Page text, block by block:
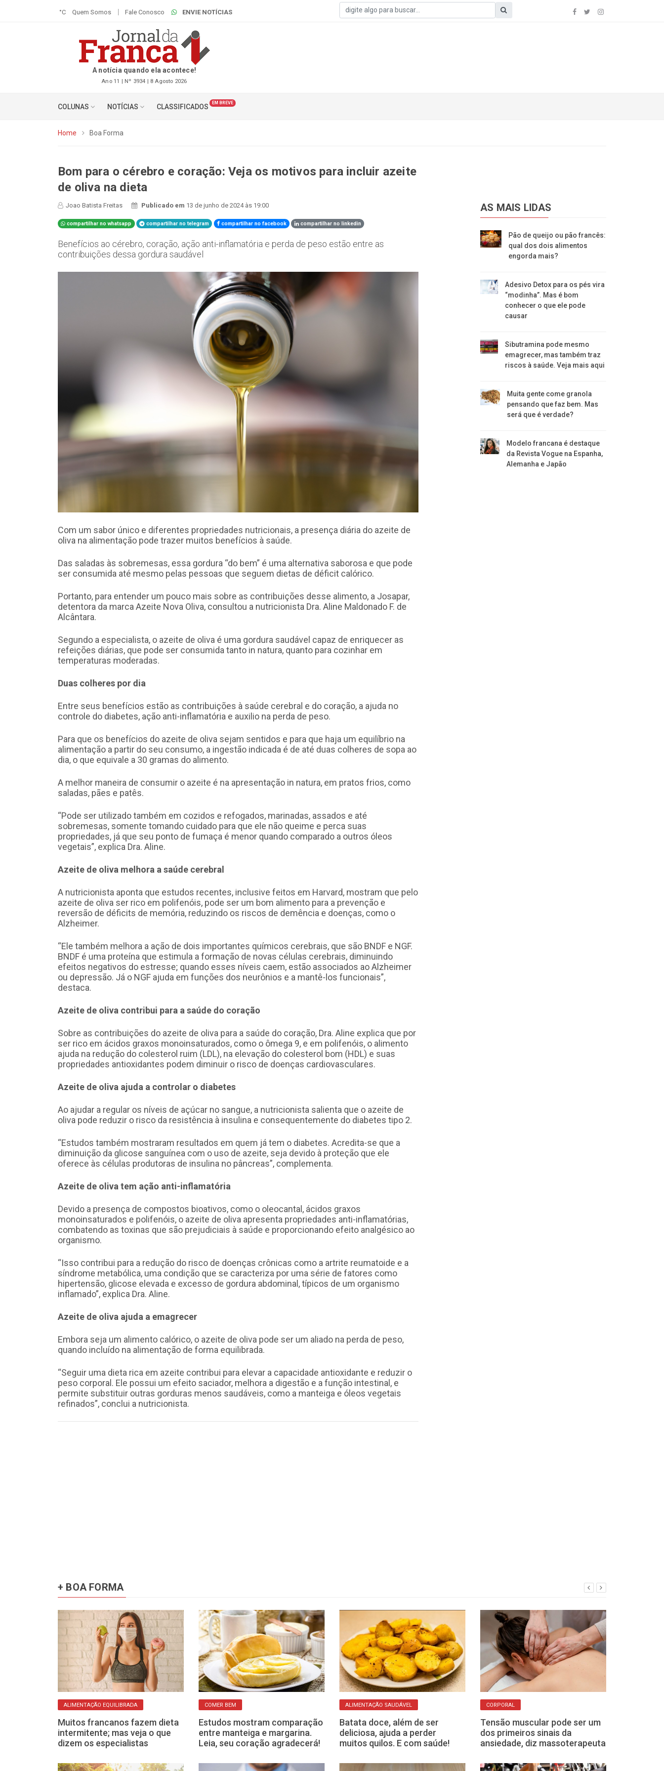
°C Quem Somos Fale Conosco ENVIE NOTÍCIAS
A notícia quando ela acontece!
Ano 11 | Nº 3934 | 8 Agosto 2026
COLUNAS NOTÍCIAS CLASSIFICADOS EM BREVE
Home Boa Forma
Bom para o cérebro e coração: Veja os motivos para incluir azeite
de oliva na dieta
Joao Batista Freitas Publicado em 13 de junho de 2024 às 19:00
compartilhar no whatsapp compartilhar no telegram compartilhar no facebook compartilhar no linkedin
Benefícios ao cérebro, coração, ação anti-inflamatória e perda de peso estão entre as
contribuições dessa gordura saudável
Com um sabor único e diferentes propriedades nutricionais, a presença diária do azeite de
oliva na alimentação pode trazer muitos benefícios à saúde.
Das saladas às sobremesas, essa gordura “do bem” é uma alternativa saborosa e que pode
ser consumida até mesmo pelas pessoas que seguem dietas de déficit calórico.
Portanto, para entender um pouco mais sobre as contribuições desse alimento, a Josapar,
detentora da marca Azeite Nova Oliva, consultou a nutricionista Dra. Aline Maldonado F. de
Alcântara.
Segundo a especialista, o azeite de oliva é uma gordura saudável capaz de enriquecer as
refeições diárias, que pode ser consumida tanto in natura, quanto para cozinhar em
temperaturas moderadas.
Duas colheres por dia
Entre seus benefícios estão as contribuições à saúde cerebral e do coração, a ajuda no
controle do diabetes, ação anti-inflamatória e auxilio na perda de peso.
Para que os benefícios do azeite de oliva sejam sentidos e para que haja um equilíbrio na
alimentação a partir do seu consumo, a ingestão indicada é de até duas colheres de sopa ao
dia, o que equivale a 30 gramas do alimento.
A melhor maneira de consumir o azeite é na apresentação in natura, em pratos frios, como
saladas, pães e patês.
“Pode ser utilizado também em cozidos e refogados, marinadas, assados e até
sobremesas, somente tomando cuidado para que ele não queime e perca suas
propriedades, já que seu ponto de fumaça é menor quando comparado a outros óleos
vegetais”, explica Dra. Aline.
Azeite de oliva melhora a saúde cerebral
A nutricionista aponta que estudos recentes, inclusive feitos em Harvard, mostram que pelo
azeite de oliva ser rico em polifenóis, pode ser um bom alimento para a prevenção e
reversão de déficits de memória, reduzindo os riscos de demência e doenças, como o
Alzheimer.
“Ele também melhora a ação de dois importantes químicos cerebrais, que são BNDF e NGF.
BNDF é uma proteína que estimula a formação de novas células cerebrais, diminuindo
efeitos negativos do estresse; quando esses níveis caem, estão associados ao Alzheimer
ou depressão. Já o NGF ajuda em funções dos neurônios e a mantê-los funcionais”,
destaca.
Azeite de oliva contribui para a saúde do coração
Sobre as contribuições do azeite de oliva para a saúde do coração, Dra. Aline explica que por
ser rico em ácidos graxos monoinsaturados, como o ômega 9, e em polifenóis, o alimento
ajuda na redução do colesterol ruim (LDL), na elevação do colesterol bom (HDL) e suas
propriedades antioxidantes podem diminuir o risco de doenças cardiovasculares.
Azeite de oliva ajuda a controlar o diabetes
Ao ajudar a regular os níveis de açúcar no sangue, a nutricionista salienta que o azeite de
oliva pode reduzir o risco da resistência à insulina e consequentemente do diabetes tipo 2.
“Estudos também mostraram resultados em quem já tem o diabetes. Acredita-se que a
diminuição da glicose sanguínea com o uso de azeite, seja devido à proteção que ele
oferece às células produtoras de insulina no pâncreas”, complementa.
Azeite de oliva tem ação anti-inflamatória
Devido a presença de compostos bioativos, como o oleocantal, ácidos graxos
monoinsaturados e polifenóis, o azeite de oliva apresenta propriedades anti-inflamatórias,
combatendo as toxinas que são prejudiciais à saúde e proporcionando efeito analgésico ao
organismo.
“Isso contribui para a redução do risco de doenças crônicas como a artrite reumatoide e a
síndrome metabólica, uma condição que se caracteriza por uma série de fatores como
hipertensão, glicose elevada e excesso de gordura abdominal, típicos de um organismo
inflamado”, explica Dra. Aline.
Azeite de oliva ajuda a emagrecer
Embora seja um alimento calórico, o azeite de oliva pode ser um aliado na perda de peso,
quando incluído na alimentação de forma equilibrada.
“Seguir uma dieta rica em azeite contribui para elevar a capacidade antioxidante e reduzir o
peso corporal. Ele possui um efeito saciador, melhora a digestão e a função intestinal, e
permite substituir outras gorduras menos saudáveis, como a manteiga e óleos vegetais
refinados”, conclui a nutricionista.
AS MAIS LIDAS
Pão de queijo ou pão francês:
qual dos dois alimentos
engorda mais?
Adesivo Detox para os pés vira
“modinha”. Mas é bom
conhecer o que ele pode
causar
Sibutramina pode mesmo
emagrecer, mas também traz
riscos à saúde. Veja mais aqui
Muita gente come granola
pensando que faz bem. Mas
será que é verdade?
Modelo francana é destaque
da Revista Vogue na Espanha,
Alemanha e Japão
+ BOA FORMA
ALIMENTAÇÃO EQUILIBRADA
Muitos francanos fazem dieta
intermitente; mas veja o que
dizem os especialistas
COMER BEM
Estudos mostram comparação
entre manteiga e margarina.
Leia, seu coração agradecerá!
ALIMENTAÇÃO SAUDÁVEL
Batata doce, além de ser
deliciosa, ajuda a perder
muitos quilos. E com saúde!
CORPORAL
Tensão muscular pode ser um
dos primeiros sinais da
ansiedade, diz massoterapeuta